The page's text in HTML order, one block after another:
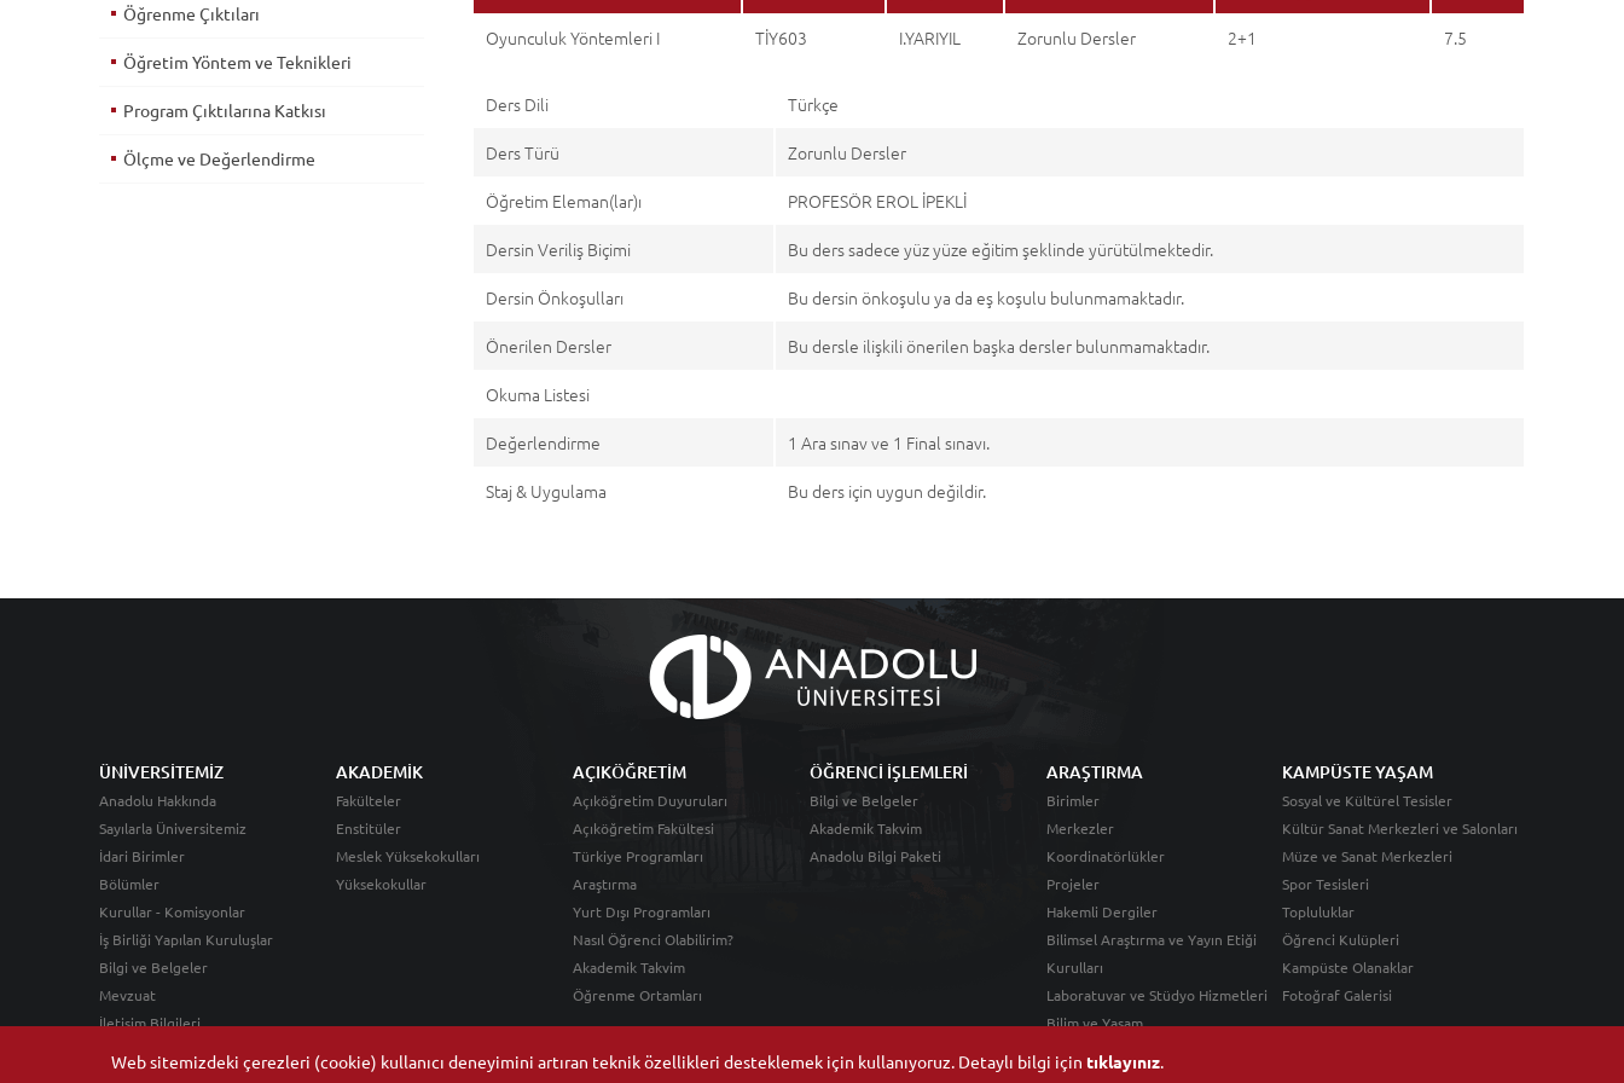
Oyunculuk Yöntemleri I TİY603 I.YARIYIL Zorunlu Dersler 2+1 7.5
Ders Dili
Türkçe
Ders Türü
Zorunlu Dersler
Öğretim Eleman(lar)ı
PROFESÖR EROL İPEKLİ
Dersin Veriliş Biçimi
Bu ders sadece yüz yüze eğitim şeklinde yürütülmektedir.
Dersin Önkoşulları
Bu dersin önkoşulu ya da eş koşulu bulunmamaktadır.
Önerilen Dersler
Bu dersle ilişkili önerilen başka dersler bulunmamaktadır.
Okuma Listesi
Değerlendirme
1 Ara sınav ve 1 Final sınavı.
Staj & Uygulama
Bu ders için uygun değildir.
Öğrenme Çıktıları
Öğretim Yöntem ve Teknikleri
Program Çıktılarına Katkısı
Ölçme ve Değerlendirme
Web sitemizdeki çerezleri (cookie) kullanıcı deneyimini artıran teknik özellikleri desteklemek için kullanıyoruz. Detaylı bilgi için tıklayınız.
ÜNİVERSİTEMİZ
Anadolu Hakkında
Sayılarla Üniversitemiz
İdari Birimler
Bölümler
Kurullar - Komisyonlar
İş Birliği Yapılan Kuruluşlar
Bilgi ve Belgeler
Mevzuat
İletişim Bilgileri
AKADEMİK
Fakülteler
Enstitüler
Meslek Yüksekokulları
Yüksekokullar
AÇIKÖĞRETİM
Açıköğretim Duyuruları
Açıköğretim Fakültesi
Türkiye Programları
Araştırma
Yurt Dışı Programları
Nasıl Öğrenci Olabilirim?
Akademik Takvim
Öğrenme Ortamları
ÖĞRENCİ İŞLEMLERİ
Bilgi ve Belgeler
Akademik Takvim
Anadolu Bilgi Paketi
ARAŞTIRMA
Birimler
Merkezler
Koordinatörlükler
Projeler
Hakemli Dergiler
Bilimsel Araştırma ve Yayın Etiği
Kurulları
Laboratuvar ve Stüdyo Hizmetleri
Bilim ve Yaşam
KAMPÜSTE YAŞAM
Sosyal ve Kültürel Tesisler
Kültür Sanat Merkezleri ve Salonları
Müze ve Sanat Merkezleri
Spor Tesisleri
Topluluklar
Öğrenci Kulüpleri
Kampüste Olanaklar
Fotoğraf Galerisi